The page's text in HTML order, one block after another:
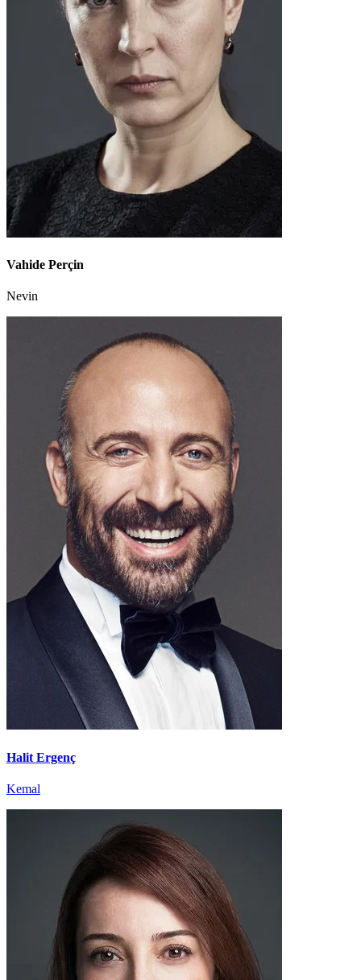
Vahide Perçin
Nevin
Halit Ergenç
Kemal